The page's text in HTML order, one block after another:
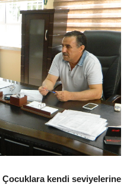
kendi seviyelerine